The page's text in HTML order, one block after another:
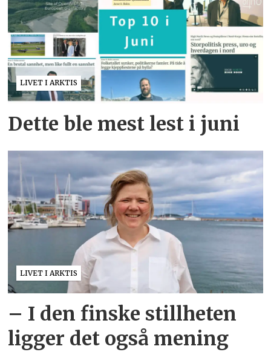
LIVET I ARKTIS
Dette ble mest lest i juni
LIVET I ARKTIS
– I den finske stillheten
ligger det også mening